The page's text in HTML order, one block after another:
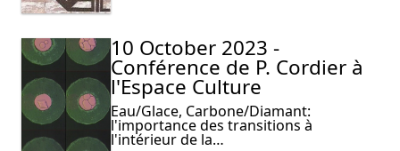
10 October 2023 -
Conférence de P. Cordier à
l'Espace Culture
Eau/Glace, Carbone/Diamant:
l'importance des transitions à
l'intérieur de la…